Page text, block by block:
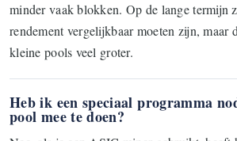
minder vaak blokken. Op de lange termijn
rendement vergelijkbaar moeten zijn, maar
kleine pools veel groter.
Heb ik een speciaal programma
pool mee te doen?